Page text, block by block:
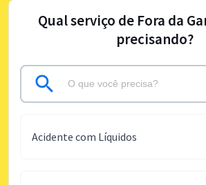
Qual serviço de Fora da
precisando?
Acidente com Líquidos